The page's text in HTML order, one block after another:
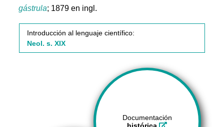
gástrula; 1879 en ingl.
Introducción al lenguaje científico:
Neol. s. XIX
Documentación
histórica